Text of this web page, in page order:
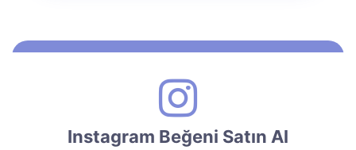
Instagram Beğeni Satın Al